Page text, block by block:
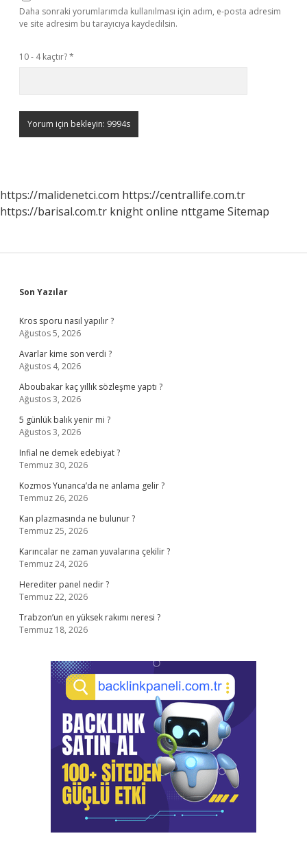
Daha sonraki yorumlarımda kullanılması için adım, e-posta adresim
ve site adresim bu tarayıcıya kaydedilsin.
10 - 4 kaçtır?*
https://malidenetci.com https://centrallife.com.tr
https://barisal.com.tr knight online nttgame Sitemap
Sidebar
Son Yazılar
Kros sporu nasıl yapılır ?
Ağustos 5, 2026
Avarlar kime son verdi ?
Ağustos 4, 2026
Aboubakar kaç yıllık sözleşme yaptı ?
Ağustos 3, 2026
5 günlük balık yenir mi ?
Ağustos 3, 2026
Infial ne demek edebiyat ?
Temmuz 30, 2026
Kozmos Yunanca’da ne anlama gelir ?
Temmuz 26, 2026
Kan plazmasında ne bulunur ?
Temmuz 25, 2026
Karıncalar ne zaman yuvalarına çekilir ?
Temmuz 24, 2026
Herediter panel nedir ?
Temmuz 22, 2026
Trabzon’un en yüksek rakımı neresi ?
Temmuz 18, 2026